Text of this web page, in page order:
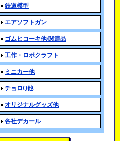
鉄道模型
エアソフトガン
ゴムヒコーキ他/関連品
工作・ロボクラフト
ミニカー他
チョロQ他
オリジナルグッズ他
各社デカール